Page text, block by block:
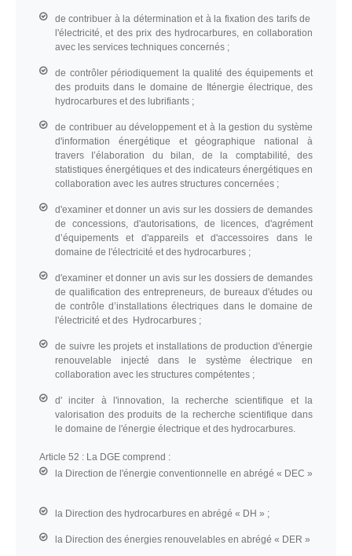
de contribuer à la détermination et à la fixation des tarifs de
l'électricité, et des prix des hydrocarbures, en collaboration
avec les services techniques concernés ;
de contrôler périodiquement la qualité des équipements et
des produits dans le domaine de Iténergie électrique, des
hydrocarbures et des lubrifiants ;
de contribuer au développement et à la gestion du système
d'information énergétique et géographique national à
travers I’élaboration du bilan, de la comptabilité, des
statistiques énergétiques et des indicateurs énergétiques en
collaboration avec les autres structures concernées ;
d'examiner et donner un avis sur les dossiers de demandes
de concessions, d'autorisations, de licences, d'agrément
d’équipements et d'appareils et d'accessoires dans le
domaine de l'électricité et des hydrocarbures ;
d'examiner et donner un avis sur les dossiers de demandes
de qualification des entrepreneurs, de bureaux d'études ou
de contrôle d’installations électriques dans le domaine de
l'électricité et des Hydrocarbures ;
de suivre les projets et installations de production d'énergie
renouvelable injecté dans le système électrique en
collaboration avec les structures compétentes ;
d' inciter à l'innovation, la recherche scientifique et la
valorisation des produits de la recherche scientifique dans
le domaine de l'énergie électrique et des hydrocarbures.
Article 52 : La DGE comprend :
la Direction de l'énergie conventionnelle en abrégé « DEC »
la Direction des hydrocarbures en abrégé « DH » ;
la Direction des énergies renouvelables en abrégé « DER »